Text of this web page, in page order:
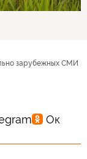
зарубежных СМИ